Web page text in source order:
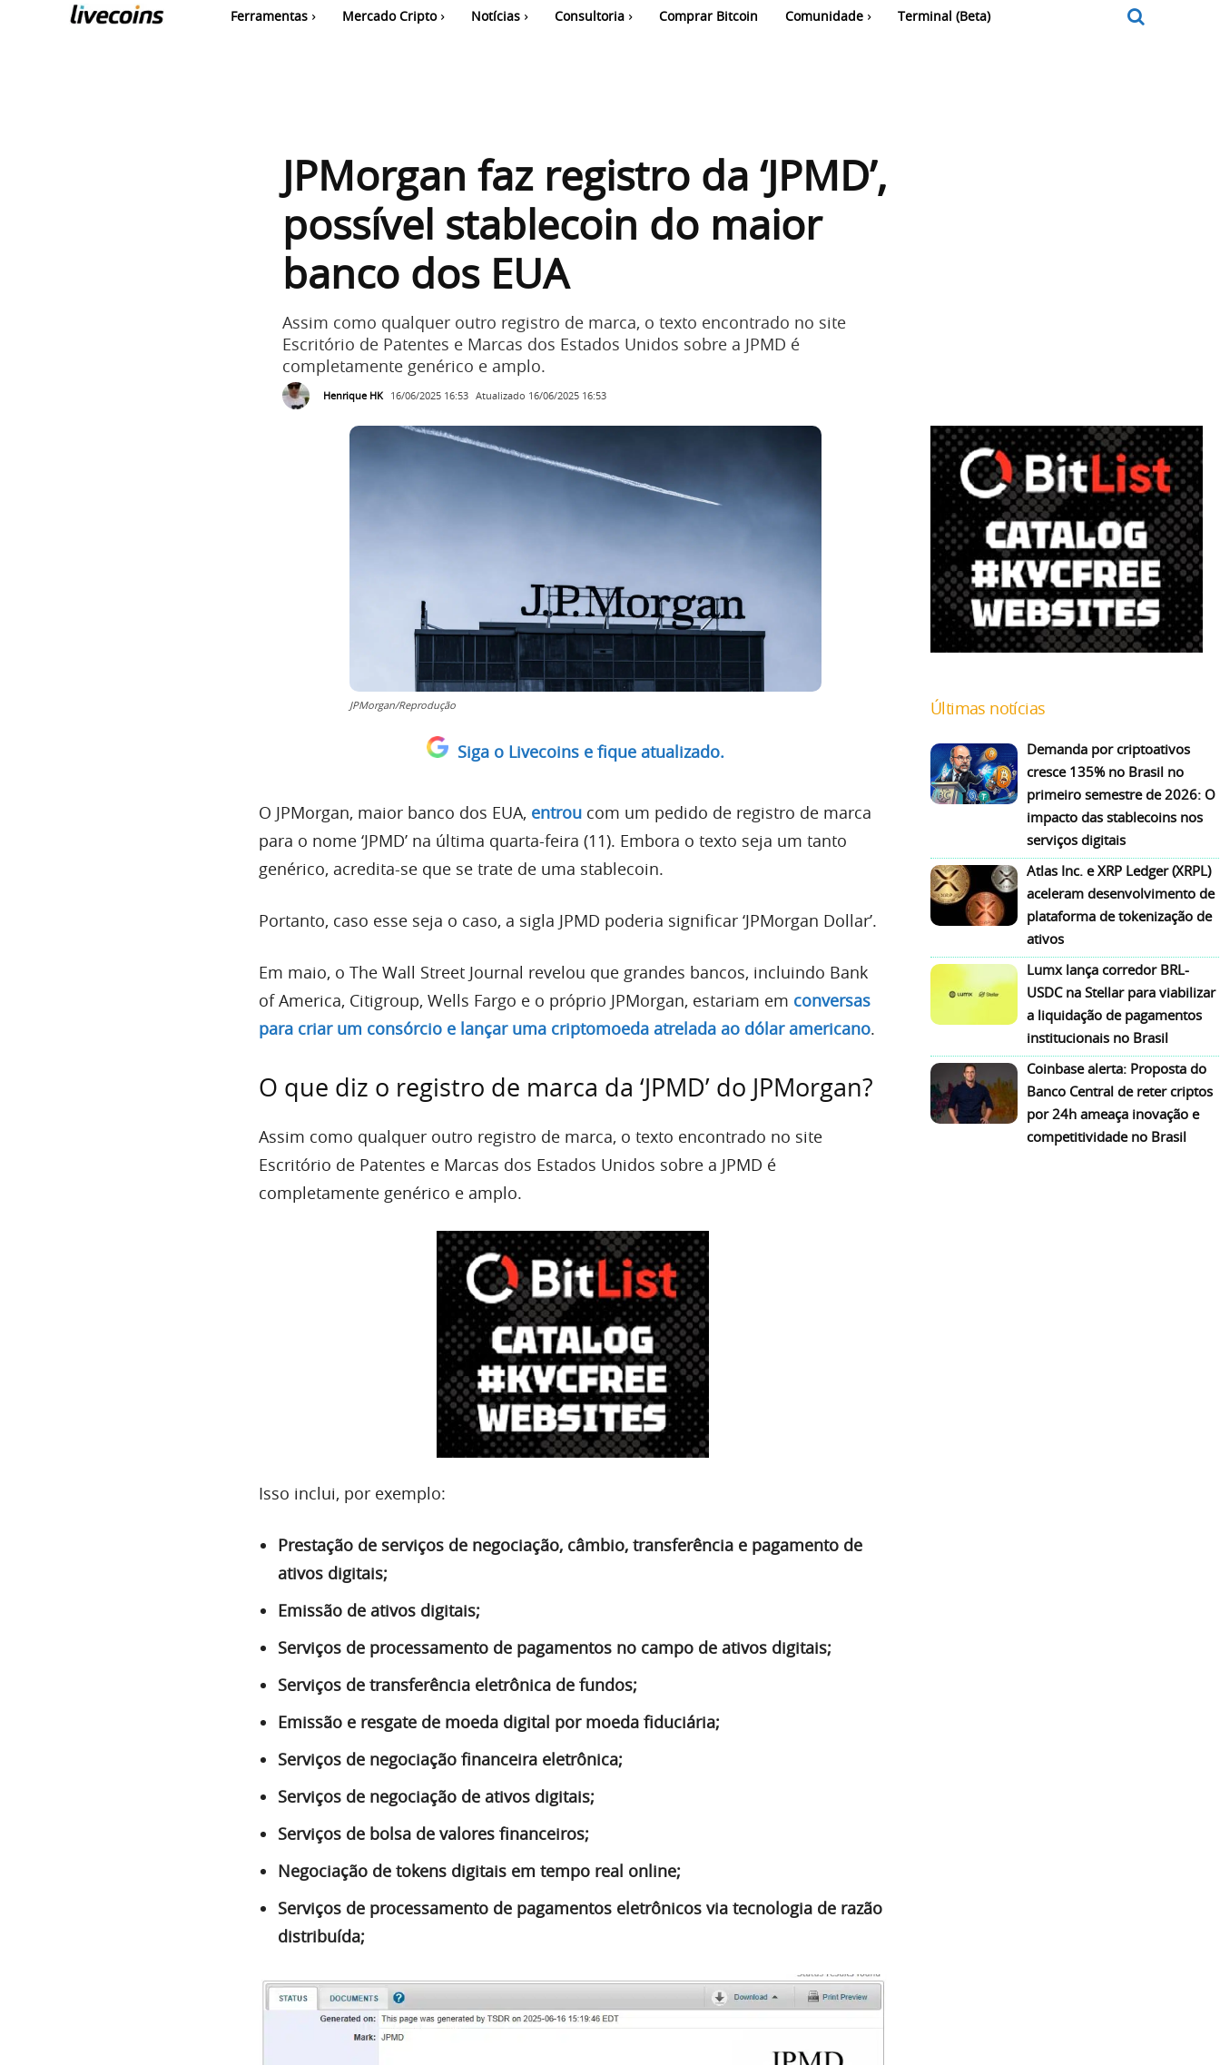
Ferramentas Mercado Cripto Notícias Consultoria Comprar Bitcoin Comunidade Terminal (Beta)
JPMorgan faz registro da ‘JPMD’,
possível stablecoin do maior
banco dos EUA
Assim como qualquer outro registro de marca, o texto encontrado no site
Escritório de Patentes e Marcas dos Estados Unidos sobre a JPMD é
completamente genérico e amplo.
Henrique HK 16/06/2025 16:53 Atualizado 16/06/2025 16:53
JPMorgan/Reprodução
Siga o Livecoins e fique atualizado.
O JPMorgan, maior banco dos EUA, entrou com um pedido de registro de marca
para o nome ‘JPMD’ na última quarta-feira (11). Embora o texto seja um tanto
genérico, acredita-se que se trate de uma stablecoin.
Portanto, caso esse seja o caso, a sigla JPMD poderia significar ‘JPMorgan Dollar’.
Em maio, o The Wall Street Journal revelou que grandes bancos, incluindo Bank
of America, Citigroup, Wells Fargo e o próprio JPMorgan, estariam em conversas
para criar um consórcio e lançar uma criptomoeda atrelada ao dólar americano.
O que diz o registro de marca da ‘JPMD’ do JPMorgan?
Assim como qualquer outro registro de marca, o texto encontrado no site
Escritório de Patentes e Marcas dos Estados Unidos sobre a JPMD é
completamente genérico e amplo.
Isso inclui, por exemplo:
Prestação de serviços de negociação, câmbio, transferência e pagamento de
ativos digitais;
Emissão de ativos digitais;
Serviços de processamento de pagamentos no campo de ativos digitais;
Serviços de transferência eletrônica de fundos;
Emissão e resgate de moeda digital por moeda fiduciária;
Serviços de negociação financeira eletrônica;
Serviços de negociação de ativos digitais;
Serviços de bolsa de valores financeiros;
Negociação de tokens digitais em tempo real online;
Serviços de processamento de pagamentos eletrônicos via tecnologia de razão
distribuída;
Últimas notícias
Demanda por criptoativos
cresce 135% no Brasil no
primeiro semestre de 2026: O
impacto das stablecoins nos
serviços digitais
Atlas Inc. e XRP Ledger (XRPL)
aceleram desenvolvimento de
plataforma de tokenização de
ativos
Lumx lança corredor BRL-
USDC na Stellar para viabilizar
a liquidação de pagamentos
institucionais no Brasil
Coinbase alerta: Proposta do
Banco Central de reter criptos
por 24h ameaça inovação e
competitividade no Brasil